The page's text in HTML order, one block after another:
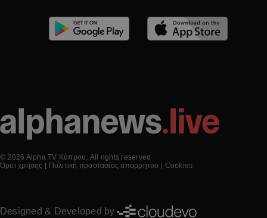
© 2026 Alpha TV Κύπρου. All rights reserved
Όροι χρήσης
Πολιτική προστασίας απορρήτου Cookies
Designed & Developed by